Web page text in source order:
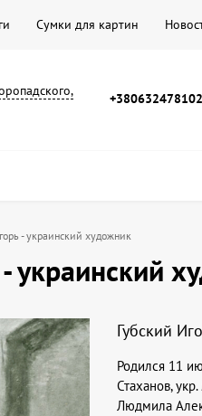
Сумки для картин
+380632478102
- украинский художник
украинский
Губский
Родился 11
Стаханов, укр.
Людмила